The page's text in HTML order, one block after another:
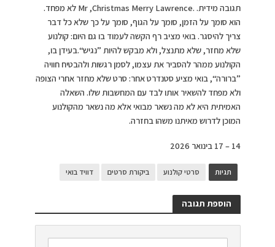
תגובה מידית. .Mr ,Christmas Merry Lawrence לא מפחד.
הוא סומך על הזמן, סומך על הגוף, סומך על כך שלא כל דבר
צריך להיסגר. בואי מציב רף הקשה לעמוד בו גם היום: קולנוע
שלא מחזר, שלא מתנצל, ולא מבקש להיות ”נגיש“.בעידן בו,
הקולנוע ממהר להסביר את עצמו, לסמן רגשות ולהבטיח חוויה
”ברורה“, בואי מציע סטנדרט אחר: סרט שלא מחזר אחרי הצופה
ולא מפחד להשאיר אותו לבד עם המחשבות שלו. השאלה
האמיתית היא לא מה נשאר מבואי אלא מה נשאר מהקולנוע
המוכן לדרוש מאיתנו משהו בחזרה.
14 – 17 בינואר 2026
תגיות סרטי קולנוע ביקורת סרטים דוויד בואי
הוספת תגובה